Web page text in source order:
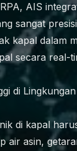
AIS
sangat
kapal dalam
secara real-
di
di kapal
air asin,